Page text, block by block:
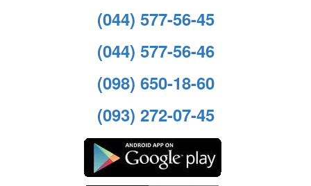
(044) 577-56-45
(044) 577-56-46
(098) 650-18-60
(093) 272-07-45